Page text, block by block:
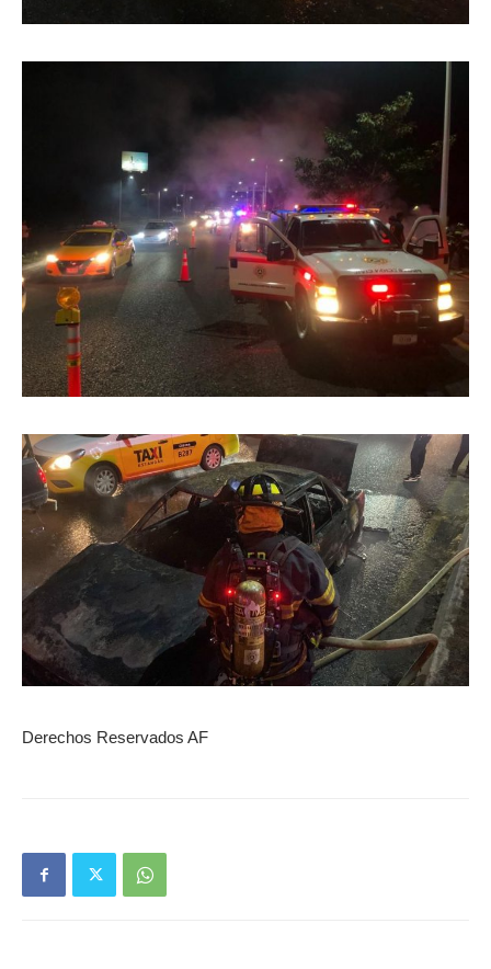
Derechos Reservados AF